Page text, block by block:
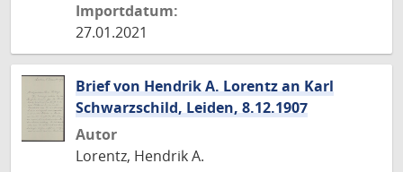
Importdatum:
27.01.2021
Brief von Hendrik A. Lorentz an Karl
Schwarzschild, Leiden, 8.12.1907
Autor
Lorentz, Hendrik A.